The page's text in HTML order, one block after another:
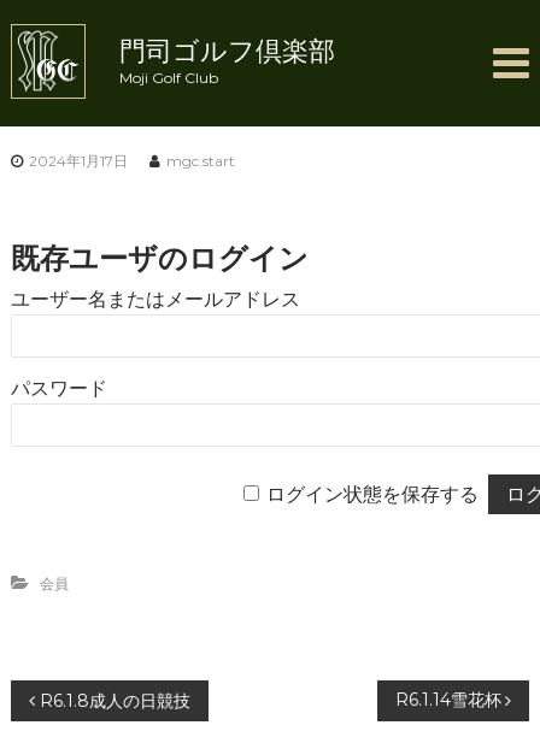
ス
門司ゴルフ倶楽部
Moji Golf Club
2024年1月17日 mgc.start
既存ユーザのログイン
ユーザー名またはメールアドレス
パスワード
ログイン状態を保存する
会員
投R6.1.8成人の日競技 R6.1.14雪花杯